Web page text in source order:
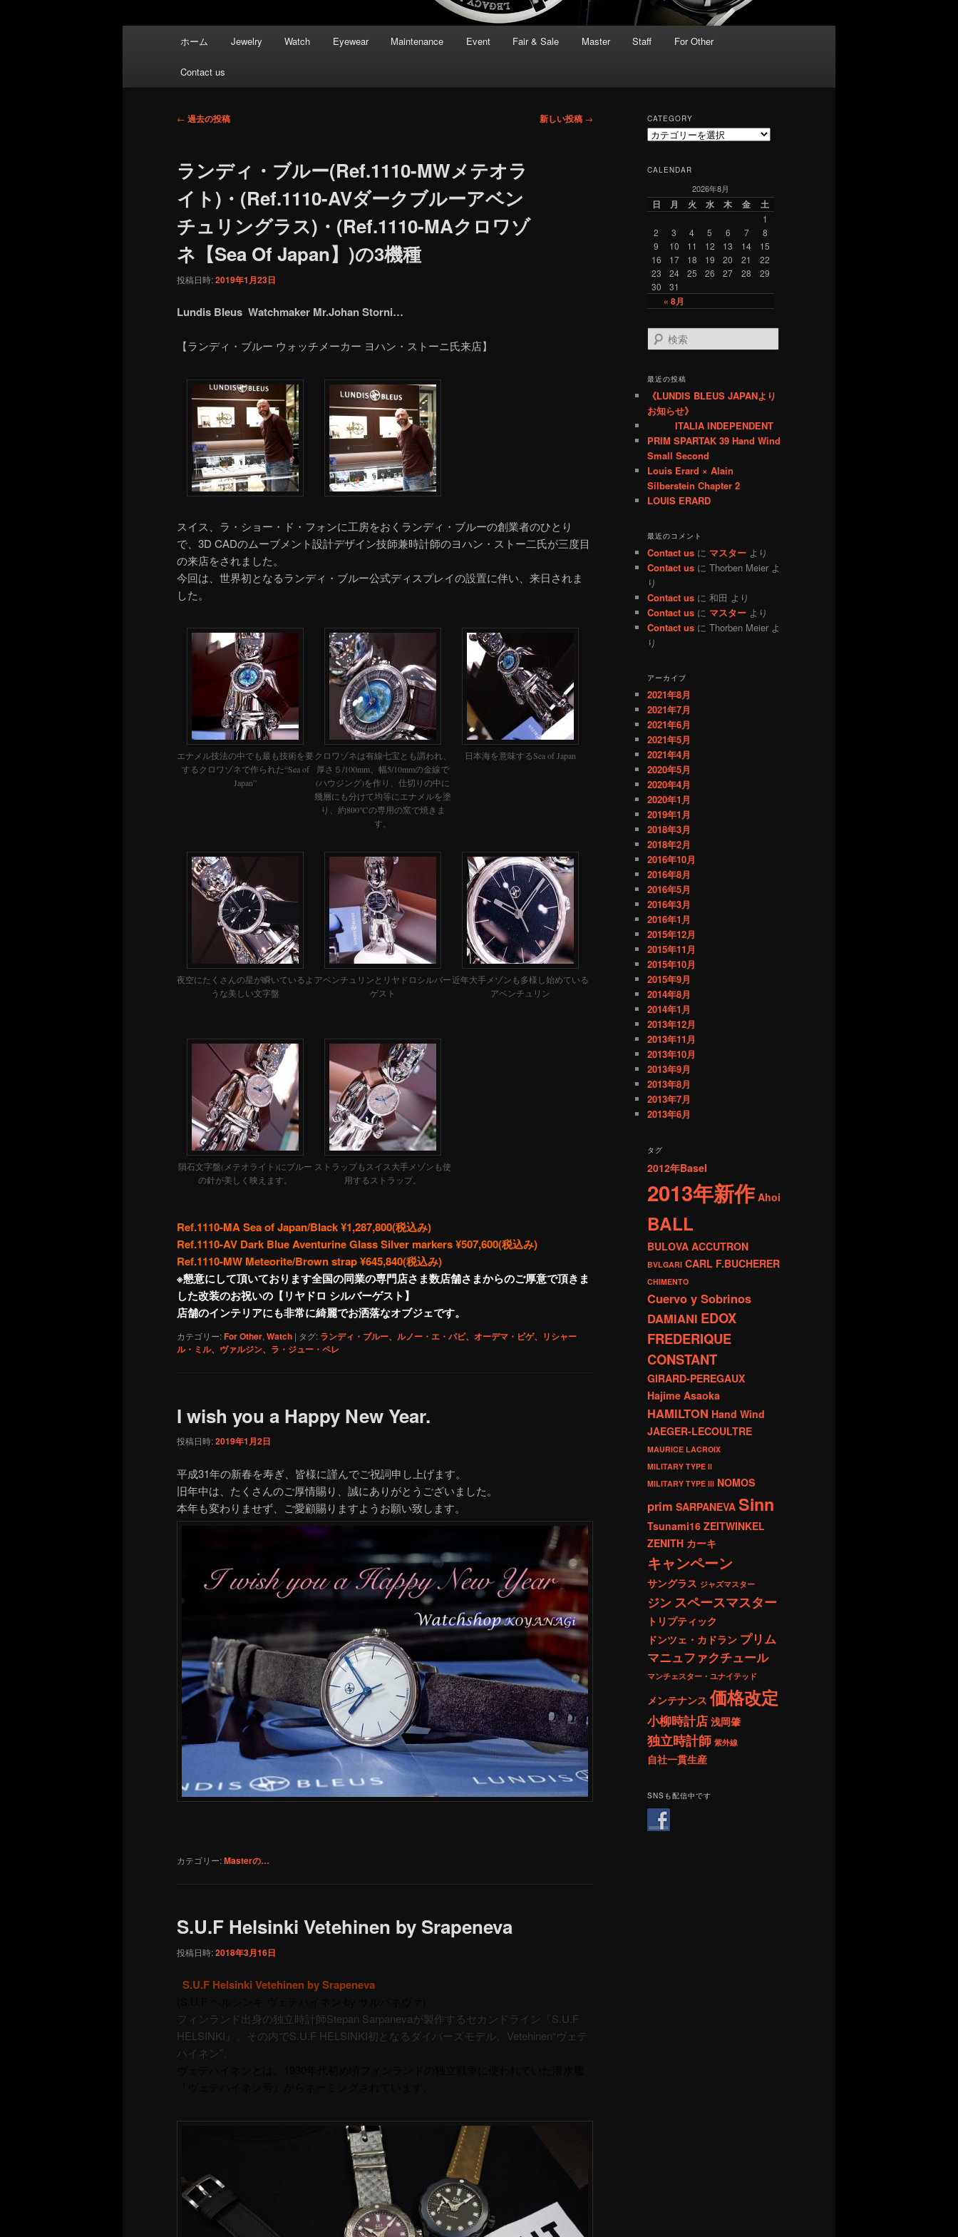
メ
ホーム Jewelry Watch Eyewear Maintenance Event Fair & Sale Master Staff For Other
Contact us
投
ビ
ー
シ
ョ
ン
← 過去の投稿 新しい投稿 →
ランディ・ブルー(Ref.1110-MWメテオラ
イト)・(Ref.1110-AVダークブルーアベン
チュリングラス)・(Ref.1110-MAクロワゾ
ネ【Sea Of Japan】)の3機種
投稿日時:2019年1月23日
Lundis Bleus Watchmaker Mr.Johan Storni…
【ランディ・ブルー ウォッチメーカー ヨハン・ストーニ氏来店】
スイス、ラ・ショー・ド・フォンに工房をおくランディ・ブルーの創業者のひとり
で、3D CADのムーブメント設計デザイン技師兼時計師のヨハン・ストー二氏が三度目
の来店をされました。
今回は、世界初となるランディ・ブルー公式ディスプレイの設置に伴い、来日されま
した。
エナメル技法の中でも最も技術を要
するクロワゾネで作られた“Sea of
Japan”
クロワゾネは有線七宝とも謂われ、
厚さ５/100mm、幅5/10mmの金線で
(ハウジング)を作り、仕切りの中に
幾層にも分けて均等にエナメルを塗
り、約800℃の専用の窯で焼きま
す。
日本海を意味するSea of Japan
夜空にたくさんの星が瞬いているよ
うな美しい文字盤
アベンチュリンとリヤドロシルバー
ゲスト
近年大手メゾンも多様し始めている
アベンチュリン
隕石文字盤(メテオライト)にブルー
の針が美しく映えます。
ストラップもスイス大手メゾンも使
用するストラップ。
Ref.1110-MA Sea of Japan/Black ¥1,287,800(税込み)
Ref.1110-AV Dark Blue Aventurine Glass Silver markers ¥507,600(税込み)
Ref.1110-MW Meteorite/Brownstrap¥645,840(税込み)
※懇意にして頂いております全国の同業の専門店さま数店舗さまからのご厚意で頂きま
した改装のお祝いの【リヤドロ シルバーゲスト】
店舗のインテリアにも非常に綺麗でお洒落なオブジェです。
カテゴリー:For Other, Watch | タグ: ランディ・ブルー、ルノー・エ・パピ、オーデマ・ピゲ、リシャー
ル・ミル、ヴァルジン、ラ・ジュー・ペレ
I wish you a Happy New Year.
投稿日時:2019年1月2日
平成31年の新春を寿ぎ、皆様に謹んでご祝詞申し上げます。
旧年中は、たくさんのご厚情賜り、誠にありがとうございました。
本年も変わりませず、ご愛顧賜りますようお願い致します。
カテゴリー:Masterの…
S.U.F Helsinki Vetehinen by Srapeneva
投稿日時:2018年3月16日
S.U.F Helsinki Vetehinen by Srapeneva
フィンランド出身の独立時計師Stepan Sarpanevaが製作するセカンドライン『S.U.F
HELSINKI』。その内でS.U.F HELSINKI初となるダイバーズモデル、Vetehinen“ヴェテ
ハイネン”。
CATEGORY
C
e
r
CALENDAR
2026年8月
日 月 火 水 木 金 土
« 8月
1
2
3 4 5 6 7
8
9
10 11 12 13 14
15
16
17 18 19 20 21
22
23
24 25 26 27 28
29
30
31
検
索
最近の投稿
《LUNDIS BLEUS JAPANより
お知らせ》
ITALIA INDEPENDENT
PRIM SPARTAK 39 Hand Wind
Small Second
Louis Erard × Alain
Silberstein Chapter 2
LOUIS ERARD
最近のコメント
Contact us に マスター より
Contact us に Thorben Meier よ
り
Contact us に 和田 より
Contact us に マスター より
Contact us に Thorben Meier よ
り
アーカイブ
2021年8月
2021年7月
2021年6月
2021年5月
2021年4月
2020年5月
2020年4月
2020年1月
2019年1月
2018年3月
2018年2月
2016年10月
2016年8月
2016年5月
2016年3月
2016年1月
2015年12月
2015年11月
2015年10月
2015年9月
2014年8月
2014年1月
2013年12月
2013年11月
2013年10月
2013年9月
2013年8月
2013年7月
2013年6月
タグ
2012年Basel
2013年新作 Ahoi
BALL
BULOVA ACCUTRON
BVLGARI CARL F.BUCHERER
CHIMENTO
Cuervo y Sobrinos
DAMIANI EDOX
FREDERIQUE
CONSTANT
GIRARD-PEREGAUX
Hajime Asaoka
HAMILTON Hand Wind
JAEGER-LECOULTRE
MAURICE LACROIX
MILITARY TYPE ll
MILITARY TYPE lll NOMOS
prim SARPANEVA Sinn
Tsunami16 ZEITWINKEL
ZENITH カーキ
キャンペーン
サングラス ジャズマスター
ジン スペースマスター
トリプティック
ドンツェ・カドラン プリム
マニュファクチュール
マンチェスター・ユナイテッド
メンテナンス 価格改定
小柳時計店 浅岡肇
独立時計師 紫外線
自社一貫生産
SNSも配信中です